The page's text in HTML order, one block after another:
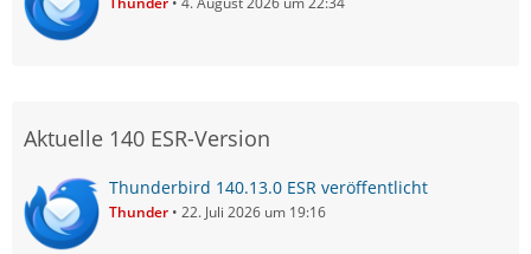
Aktuelle 140 ESR-Version
Thunderbird 140.13.0 ESR veröffentlicht
Thunder 22. Juli 2026 um 19:16